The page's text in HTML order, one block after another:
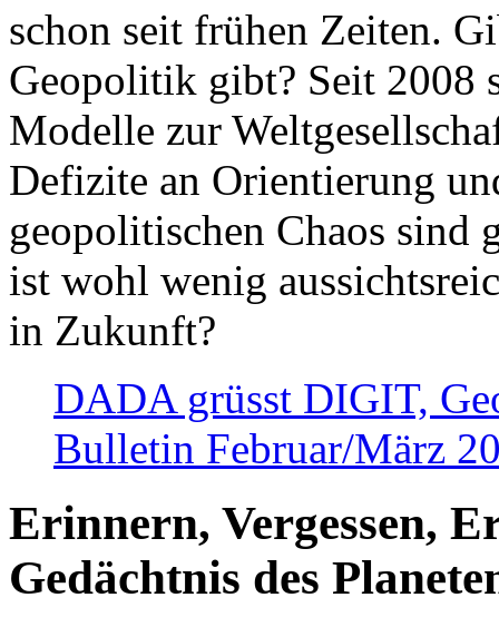
schon seit frühen Zeiten.
Geopolitik gibt? Seit 2008
Modelle zur
Defizite an Orientierung
geopolitischen Chaos sind
ist wohl wenig
in Zukunft?
DADA grüsst DIGIT,
Bulletin Februar/März
Erinnern, Vergessen,
Gedächtnis des